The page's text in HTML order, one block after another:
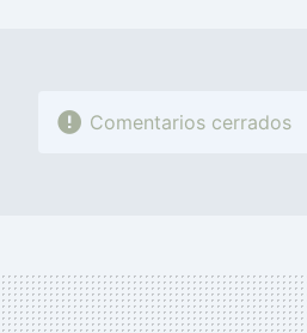
Comentarios cerrados